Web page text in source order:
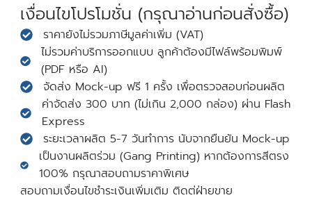
เงื่อนไขโปรโมชั่น (กรุณาอ่านก่อนสั่งซื้อ)
ราคายังไม่รวมภาษีมูลค่าเพิ่ม (VAT)
ไม่รวมค่าบริการออกแบบ ลูกค้าต้องมีไฟล์พร้อมพิมพ์
(PDF หรือ AI)
จัดส่ง Mock-up ฟรี 1 ครั้ง เพื่อตรวจสอบก่อนผลิต
ค่าจัดส่ง 300 บาท (ไม่เกิน 2,000 กล่อง) ผ่าน Flash
Express
ระยะเวลาผลิต 5-7 วันทำการ นับจากยืนยัน Mock-up
เป็นงานผลิตร่วม (Gang Printing) หากต้องการสีตรง
100% กรุณาสอบถามราคาพิเศษ
สอบถามเงื่อนไขชำระเงินเพิ่มเติม ติดต่ฝ่ายขาย